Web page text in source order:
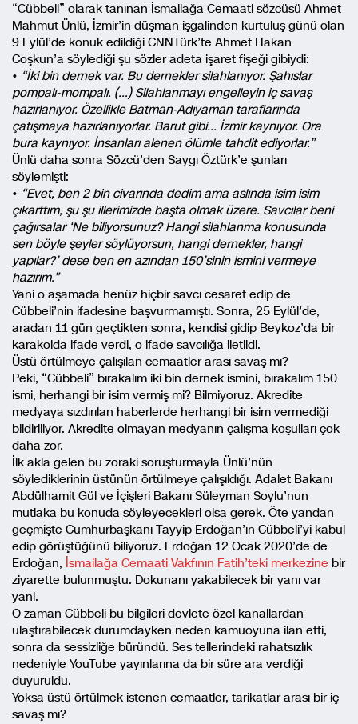
“Cübbeli” olarak tanınan İsmailağa Cemaati sözcüsü Ahmet
Mahmut Ünlü, İzmir’in düşman işgalinden kurtuluş günü olan
9 Eylül’de konuk edildiği CNNTürk’te Ahmet Hakan
Coşkun’a söylediği şu sözler adeta işaret fişeği gibiydi:
• “İki bin dernek var. Bu dernekler silahlanıyor. Şahıslar
pompalı-mompalı. (…) Silahlanmayı engelleyin iç savaş
hazırlanıyor. Özellikle Batman-Adıyaman taraflarında
çatışmaya hazırlanıyorlar. Barut gibi… İzmir kaynıyor. Ora
bura kaynıyor. İnsanları alenen ölümle tahdit ediyorlar.”
Ünlü daha sonra Sözcü’den Saygı Öztürk’e şunları
söylemişti:
• “Evet, ben 2 bin civarında dedim ama aslında isim isim
çıkarttım, şu şu illerimizde başta olmak üzere. Savcılar beni
çağırsalar ‘Ne biliyorsunuz? Hangi silahlanma konusunda
sen böyle şeyler söylüyorsun, hangi dernekler, hangi
yapılar?’ dese ben en azından 150’sinin ismini vermeye
hazırım.”
Yani o aşamada henüz hiçbir savcı cesaret edip de
Cübbeli’nin ifadesine başvurmamıştı. Sonra, 25 Eylül’de,
aradan 11 gün geçtikten sonra, kendisi gidip Beykoz’da bir
karakolda ifade verdi, o ifade savcılığa iletildi.
Üstü örtülmeye çalışılan cemaatler arası savaş mı?
Peki, “Cübbeli” bırakalım iki bin dernek ismini, bırakalım 150
ismi, herhangi bir isim vermiş mi? Bilmiyoruz. Akredite
medyaya sızdırılan haberlerde herhangi bir isim vermediği
bildiriliyor. Akredite olmayan medyanın çalışma koşulları çok
daha zor.
İlk akla gelen bu zoraki soruşturmayla Ünlü’nün
söylediklerinin üstünün örtülmeye çalışıldığı. Adalet Bakanı
Abdülhamit Gül ve İçişleri Bakanı Süleyman Soylu’nun
mutlaka bu konuda söyleyecekleri olsa gerek. Öte yandan
geçmişte Cumhurbaşkanı Tayyip Erdoğan’ın Cübbeli’yi kabul
edip görüştüğünü biliyoruz. Erdoğan 12 Ocak 2020’de de
Erdoğan, İsmailağa Cemaati Vakfının Fatih’teki merkezine bir
ziyarette bulunmuştu. Dokunanı yakabilecek bir yanı var
yani.
O zaman Cübbeli bu bilgileri devlete özel kanallardan
ulaştırabilecek durumdayken neden kamuoyuna ilan etti,
sonra da sessizliğe büründü. Ses tellerindeki rahatsızlık
nedeniyle YouTube yayınlarına da bir süre ara verdiği
duyuruldu.
Yoksa üstü örtülmek istenen cemaatler, tarikatlar arası bir iç
savaş mı?